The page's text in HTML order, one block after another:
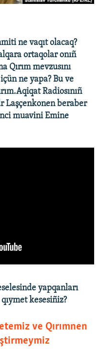
ne vaqıt olacaq?
ortaqolar onıñ
Qırım mevzusını
ne yapa? Bu ve
Radiosınıñ
Laşçenkonen beraber
muavini Emine
yapqanları
kesesiñiz?
ve Qırımnen